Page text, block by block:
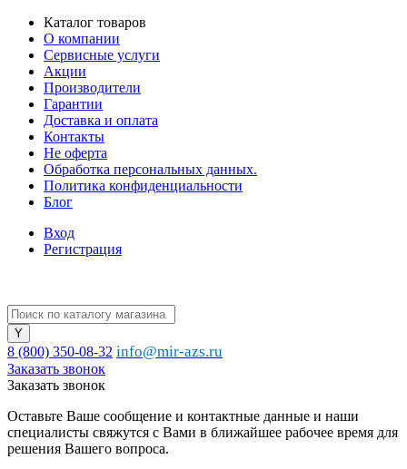
Каталог товаров
О компании
Сервисные услуги
Акции
Производители
Гарантии
Доставка и оплата
Контакты
Не оферта
Обработка персональных данных.
Политика конфиденциальности
Блог
Вход
Регистрация
8 (800) 350-08-32 info@mir-azs.ru
Заказать звонок
Заказать звонок
Оставьте Ваше сообщение и контактные данные и наши
специалисты свяжутся с Вами в ближайшее рабочее время для
решения Вашего вопроса.